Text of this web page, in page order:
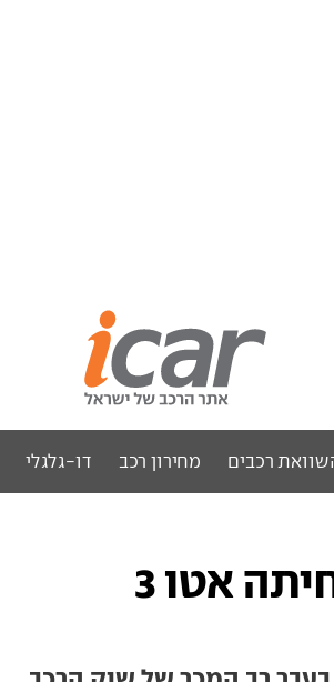
רכבים מחירון רכב דו-גלגלי
משפר עמדות: BYD מנחיתה אטו 3